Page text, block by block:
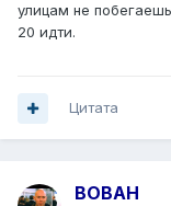
улицам не
20 идти.
Цитата
BOBAH